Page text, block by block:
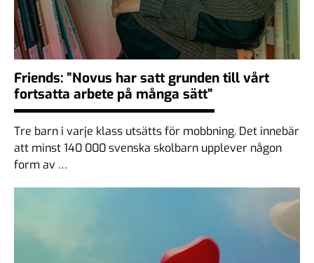
Friends: ”Novus har satt grunden till vårt
fortsatta arbete på många sätt”
Tre barn i varje klass utsätts för mobbning. Det innebär
att minst 140 000 svenska skolbarn upplever någon
form av …